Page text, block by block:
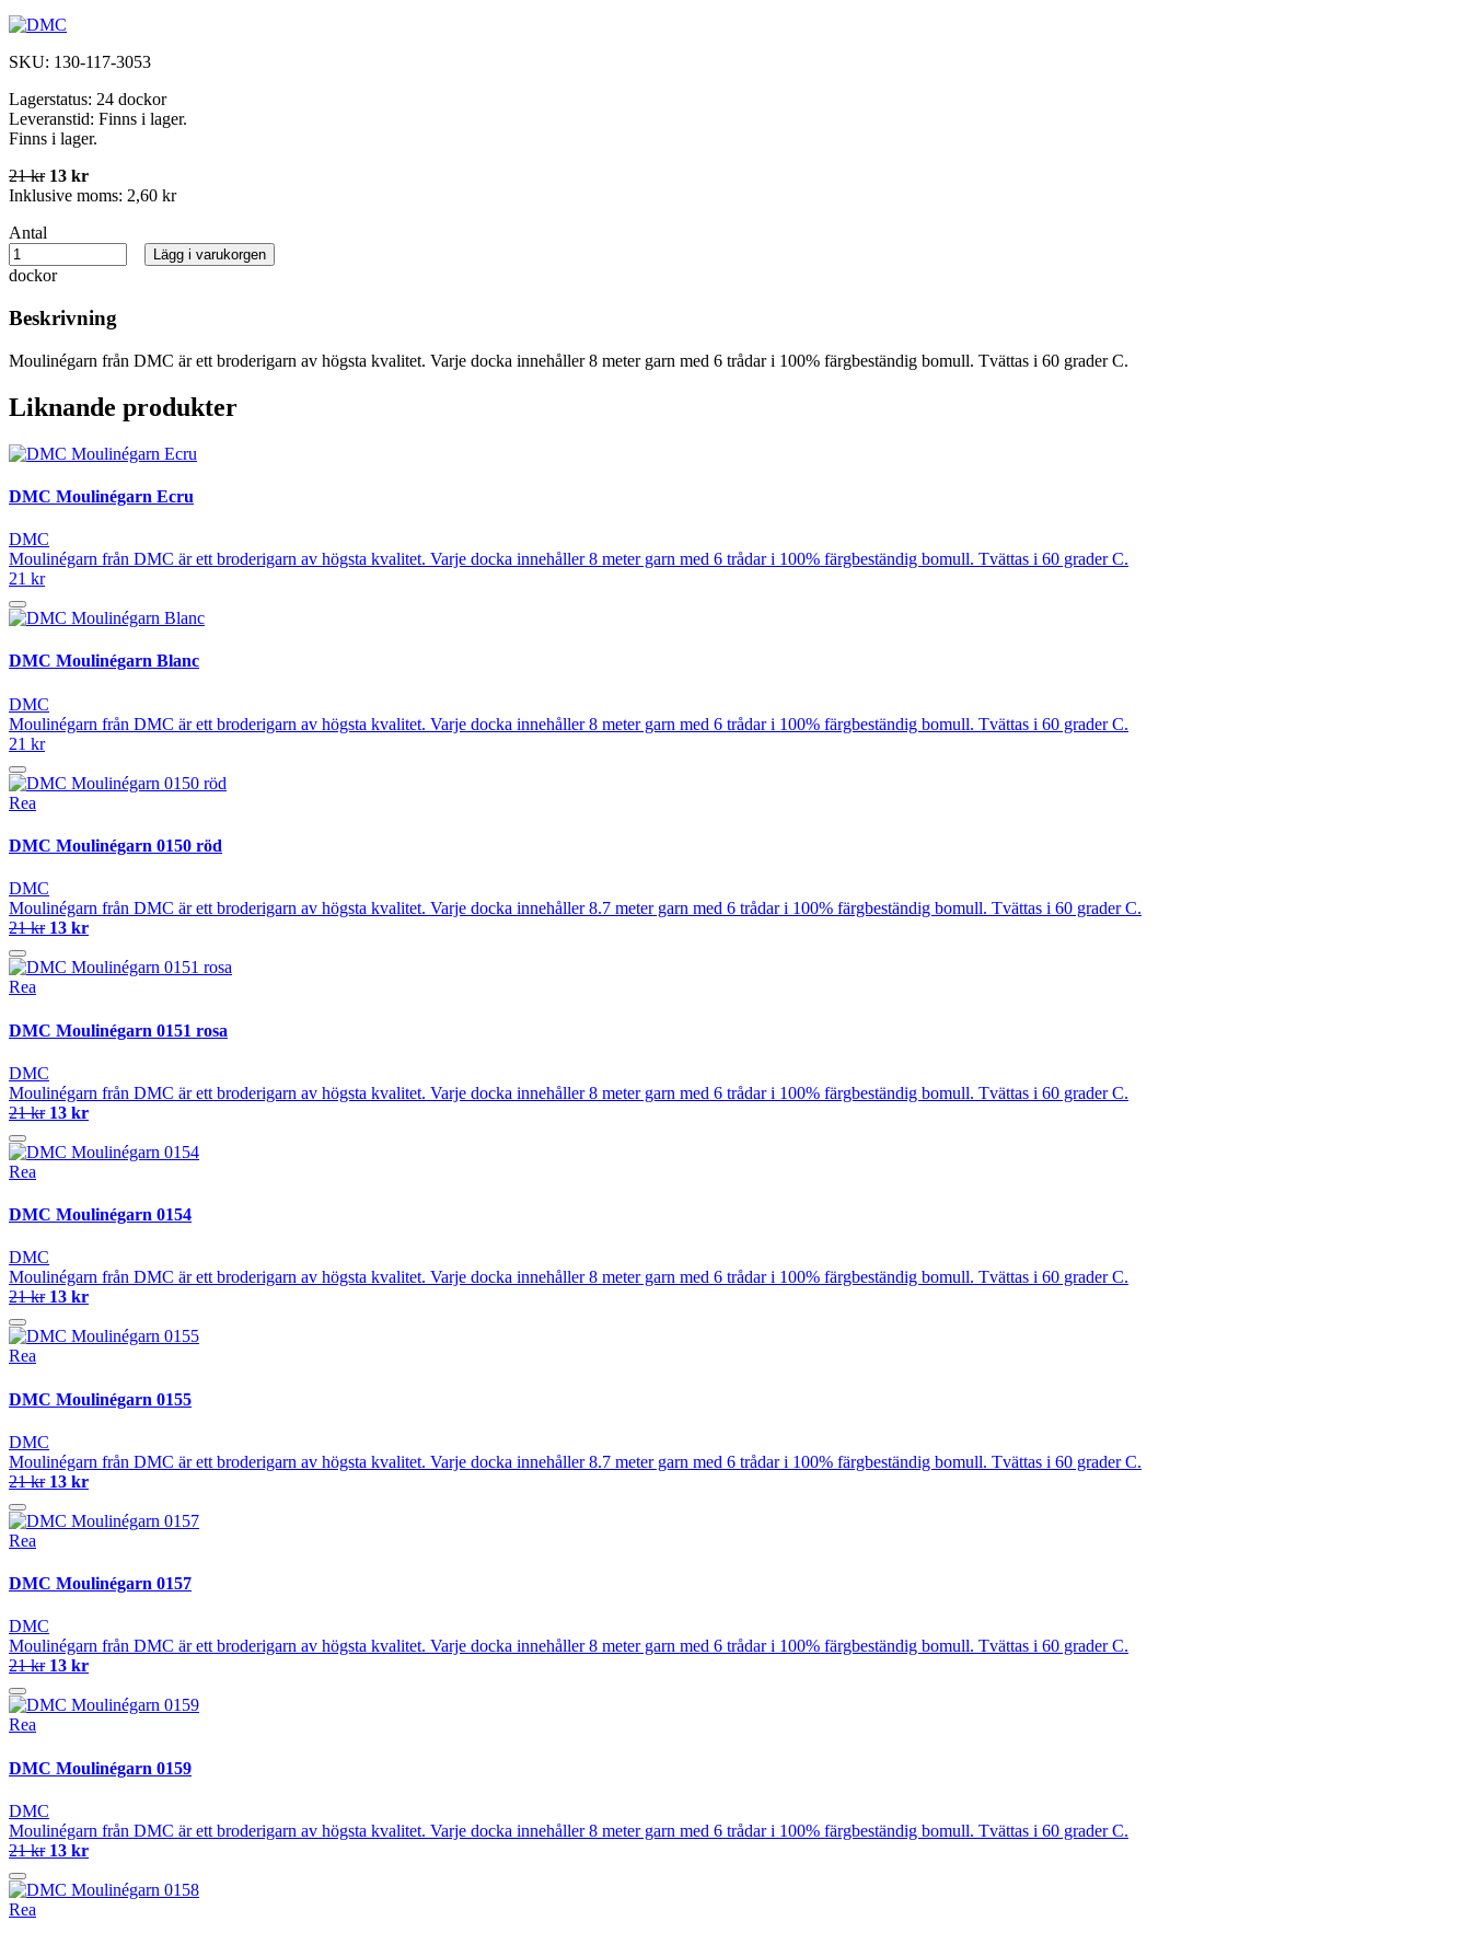
SKU: 130-117-3053
Lagerstatus: 24 dockor
Leveranstid: Finns i lager.
Finns i lager.
21 kr 13 kr
Inklusive moms: 2,60 kr
Antal
dockor
Lägg i varukorgen
Beskrivning
Moulinégarn från DMC är ett broderigarn av högsta kvalitet. Varje docka innehåller 8 meter garn med 6 trådar i 100% färgbeständig bomull. Tvättas i 60 grader C.
Liknande produkter
DMC Moulinégarn Ecru
DMC
Moulinégarn från DMC är ett broderigarn av högsta kvalitet. Varje docka innehåller 8 meter garn med 6 trådar i 100% färgbeständig bomull. Tvättas i 60 grader C.
21 kr
DMC Moulinégarn Blanc
DMC
Moulinégarn från DMC är ett broderigarn av högsta kvalitet. Varje docka innehåller 8 meter garn med 6 trådar i 100% färgbeständig bomull. Tvättas i 60 grader C.
21 kr
Rea
DMC Moulinégarn 0150 röd
DMC
Moulinégarn från DMC är ett broderigarn av högsta kvalitet. Varje docka innehåller 8.7 meter garn med 6 trådar i 100% färgbeständig bomull. Tvättas i 60 grader C.
21 kr 13 kr
Rea
DMC Moulinégarn 0151 rosa
DMC
Moulinégarn från DMC är ett broderigarn av högsta kvalitet. Varje docka innehåller 8 meter garn med 6 trådar i 100% färgbeständig bomull. Tvättas i 60 grader C.
21 kr 13 kr
Rea
DMC Moulinégarn 0154
DMC
Moulinégarn från DMC är ett broderigarn av högsta kvalitet. Varje docka innehåller 8 meter garn med 6 trådar i 100% färgbeständig bomull. Tvättas i 60 grader C.
21 kr 13 kr
Rea
DMC Moulinégarn 0155
DMC
Moulinégarn från DMC är ett broderigarn av högsta kvalitet. Varje docka innehåller 8.7 meter garn med 6 trådar i 100% färgbeständig bomull. Tvättas i 60 grader C.
21 kr 13 kr
Rea
DMC Moulinégarn 0157
DMC
Moulinégarn från DMC är ett broderigarn av högsta kvalitet. Varje docka innehåller 8 meter garn med 6 trådar i 100% färgbeständig bomull. Tvättas i 60 grader C.
21 kr 13 kr
Rea
DMC Moulinégarn 0159
DMC
Moulinégarn från DMC är ett broderigarn av högsta kvalitet. Varje docka innehåller 8 meter garn med 6 trådar i 100% färgbeständig bomull. Tvättas i 60 grader C.
21 kr 13 kr
Rea